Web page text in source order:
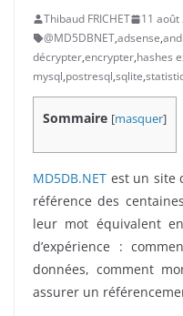
Thibaud FRICHET 11 août
@MD5DBNET,adsense,
décrypter,encrypter,hashes
mysql,postresql,sqlite,
Sommaire [masquer]
MD5DB.NET est un site
référence des
leur mot équivalent
d’expérience :
données, comment
assurer un